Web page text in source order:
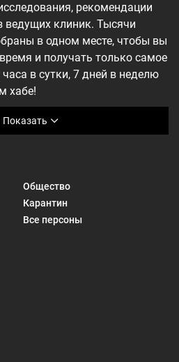
Показать
рекомендации
ведущих клиник. Тысячи
в одном месте, чтобы вы
и получать только самое
в сутки, 7 дней в неделю
хабе!
Общество
Карантин
Все персоны